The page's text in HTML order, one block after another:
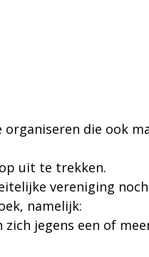
die ook
uit te trekken.
vereniging
namelijk:
jegens een of